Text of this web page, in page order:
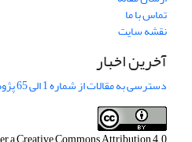
تماس با ما
نقشه سایت
آخرین اخبار
دسترسی به مقالات از شماره 1 الی 65 پژوهشهای جغرافیایی